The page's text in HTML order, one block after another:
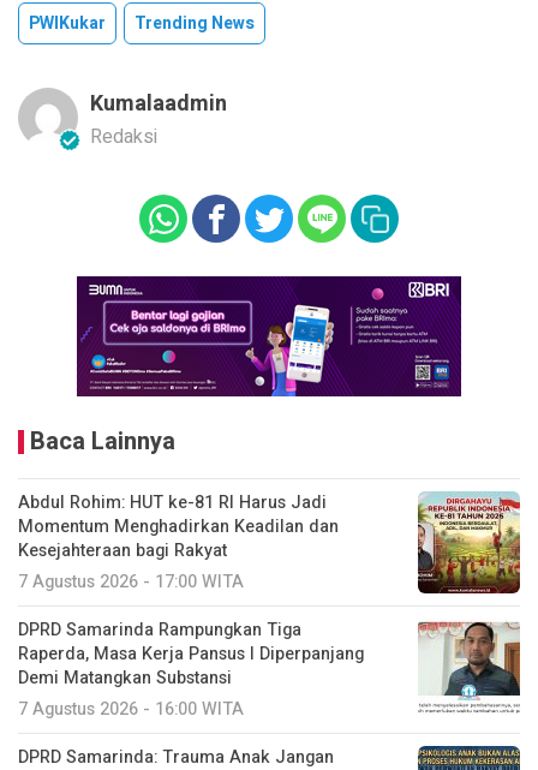
PWIKukar Trending News
Kumalaadmin
Redaksi
Baca Lainnya
Abdul Rohim: HUT ke-81 RI Harus Jadi
Momentum Menghadirkan Keadilan dan
Kesejahteraan bagi Rakyat
7 Agustus 2026 - 17:00 WITA
DPRD Samarinda Rampungkan Tiga
Raperda, Masa Kerja Pansus I Diperpanjang
Demi Matangkan Substansi
7 Agustus 2026 - 16:00 WITA
DPRD Samarinda: Trauma Anak Jangan